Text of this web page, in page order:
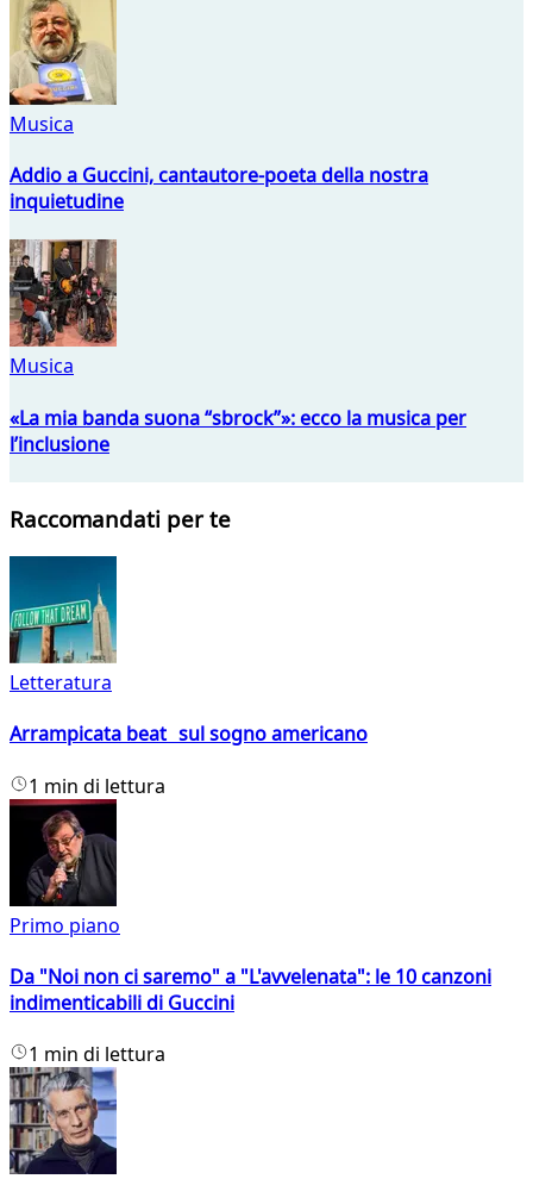
Musica
Addio a Guccini, cantautore-poeta della nostra
inquietudine
Musica
«La mia banda suona “sbrock”»: ecco la musica per
l’inclusione
Raccomandati per te
Letteratura
Arrampicata beat sul sogno americano
1 min di lettura
Primo piano
Da "Noi non ci saremo" a "L'avvelenata": le 10 canzoni
indimenticabili di Guccini
1 min di lettura